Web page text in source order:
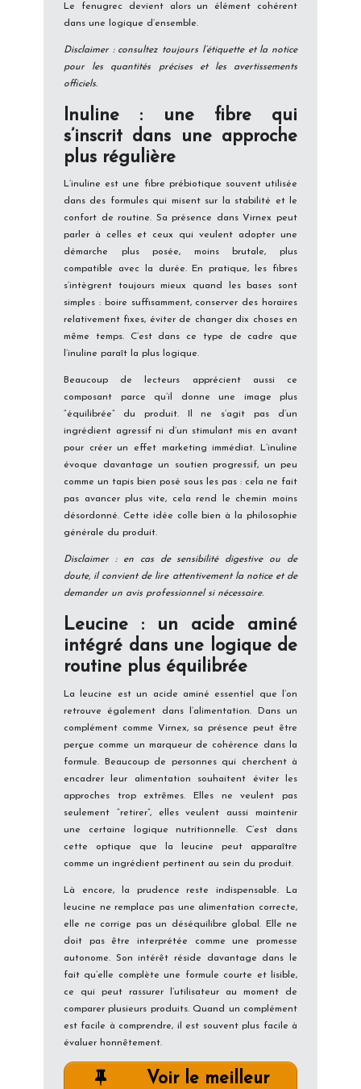
Le fenugrec devient alors un élément cohérent
dans une logique d’ensemble.
Disclaimer : consultez toujours l’étiquette et la notice
pour les quantités précises et les avertissements
officiels.
Inuline : une fibre qui
s’inscrit dans une approche
plus régulière
L’inuline est une fibre prébiotique souvent utilisée
dans des formules qui misent sur la stabilité et le
confort de routine. Sa présence dans Virnex peut
parler à celles et ceux qui veulent adopter une
démarche plus posée, moins brutale, plus
compatible avec la durée. En pratique, les fibres
s’intègrent toujours mieux quand les bases sont
simples : boire suffisamment, conserver des horaires
relativement fixes, éviter de changer dix choses en
même temps. C’est dans ce type de cadre que
l’inuline paraît la plus logique.
Beaucoup de lecteurs apprécient aussi ce
composant parce qu’il donne une image plus
“équilibrée” du produit. Il ne s’agit pas d’un
ingrédient agressif ni d’un stimulant mis en avant
pour créer un effet marketing immédiat. L’inuline
évoque davantage un soutien progressif, un peu
comme un tapis bien posé sous les pas : cela ne fait
pas avancer plus vite, cela rend le chemin moins
désordonné. Cette idée colle bien à la philosophie
générale du produit.
Disclaimer : en cas de sensibilité digestive ou de
doute, il convient de lire attentivement la notice et de
demander un avis professionnel si nécessaire.
Leucine : un acide aminé
intégré dans une logique de
routine plus équilibrée
La leucine est un acide aminé essentiel que l’on
retrouve également dans l’alimentation. Dans un
complément comme Virnex, sa présence peut être
perçue comme un marqueur de cohérence dans la
formule. Beaucoup de personnes qui cherchent à
encadrer leur alimentation souhaitent éviter les
approches trop extrêmes. Elles ne veulent pas
seulement “retirer”, elles veulent aussi maintenir
une certaine logique nutritionnelle. C’est dans
cette optique que la leucine peut apparaître
comme un ingrédient pertinent au sein du produit.
Là encore, la prudence reste indispensable. La
leucine ne remplace pas une alimentation correcte,
elle ne corrige pas un déséquilibre global. Elle ne
doit pas être interprétée comme une promesse
autonome. Son intérêt réside davantage dans le
fait qu’elle complète une formule courte et lisible,
ce qui peut rassurer l’utilisateur au moment de
comparer plusieurs produits. Quand un complément
est facile à comprendre, il est souvent plus facile à
évaluer honnêtement.
Voir le meilleur